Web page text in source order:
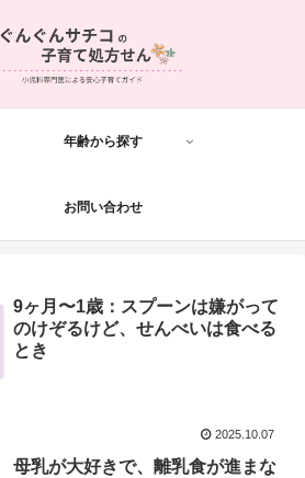
年齢から探す
お問い合わせ
9ヶ月〜1歳：スプーンは嫌がって
のけぞるけど、せんべいは食べる
とき
2025.10.07
母乳が大好きで、離乳食が進まな